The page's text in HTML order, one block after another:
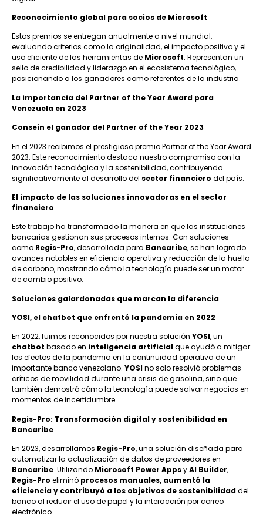
Reconocimiento global para socios de Microsoft
Estos premios se entregan anualmente a nivel mundial,
evaluando criterios como la originalidad, el impacto positivo y el
uso eficiente de las herramientas de Microsoft. Representan un
sello de credibilidad y liderazgo en el ecosistema tecnológico,
posicionando a los ganadores como referentes de la industria.
La importancia del Partner of the Year Award para
Venezuela en 2023
Consein el ganador del Partner of the Year 2023
En el 2023 recibimos el prestigioso premio Partner of the Year Award
2023. Este reconocimiento destaca nuestro compromiso con la
innovación tecnológica y la sostenibilidad, contribuyendo
significativamente al desarrollo del sector financiero del país.
El impacto de las soluciones innovadoras en el sector
financiero
Este trabajo ha transformado la manera en que las instituciones
bancarias gestionan sus procesos internos. Con soluciones
como Regis-Pro, desarrollada para Bancaribe, se han logrado
avances notables en eficiencia operativa y reducción de la huella
de carbono, mostrando cómo la tecnología puede ser un motor
de cambio positivo.
Soluciones galardonadas que marcan la diferencia
YOSI, el chatbot que enfrentó la pandemia en 2022
En 2022, fuimos reconocidos por nuestra solución YOSI, un
chatbot basado en inteligencia artificialque ayudó a mitigar
los efectos de la pandemia en la continuidad operativa de un
importante banco venezolano. YOSIno solo resolvió problemas
críticos de movilidad durante una crisis de gasolina, sino que
también demostró cómo la tecnología puede salvar negocios en
momentos de incertidumbre.
Regis-Pro: Transformación digital y sostenibilidad en
Bancaribe
En 2023, desarrollamos Regis-Pro, una solución diseñada para
automatizar la actualización de datos de proveedores en
Bancaribe. Utilizando Microsoft Power AppsyAI Builder,
Regis-Pro eliminó procesos manuales, aumentó la
eficiencia y contribuyó a los objetivos de sostenibilidaddel
banco al reducir el uso de papel y la interacción por correo
electrónico.